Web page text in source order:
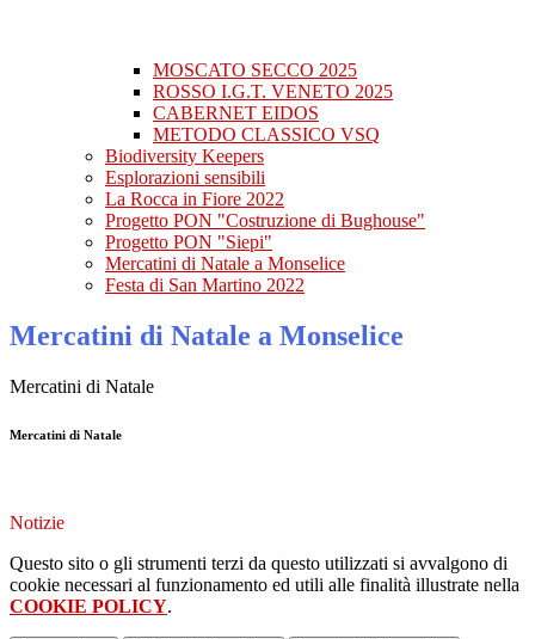
MOSCATO SECCO 2025
ROSSO I.G.T. VENETO 2025
CABERNET EIDOS
METODO CLASSICO VSQ
Biodiversity Keepers
Esplorazioni sensibili
La Rocca in Fiore 2022
Progetto PON "Costruzione di Bughouse"
Progetto PON "Siepi"
Mercatini di Natale a Monselice
Festa di San Martino 2022
Mercatini di Natale a Monselice
Mercatini di Natale
Mercatini di Natale
Notizie
Questo sito o gli strumenti terzi da questo utilizzati si avvalgono di
cookie necessari al funzionamento ed utili alle finalità illustrate nella
COOKIE POLICY.